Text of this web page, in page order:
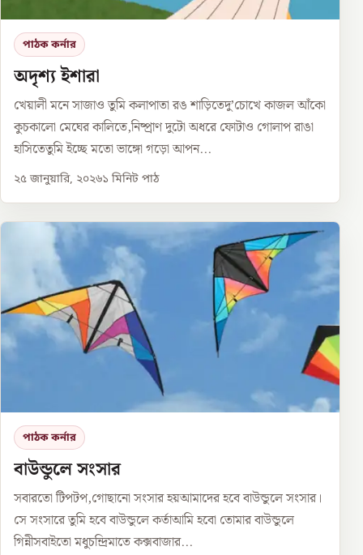
পাঠক কর্নার
অদৃশ্য ইশারা
খেয়ালী মনে সাজাও তুমি কলাপাতা রঙ শাড়িতেদু’চোখে কাজল আঁকো
কুচকালো মেঘের কালিতে,নিষ্প্রাণ দুটো অধরে ফোটাও গোলাপ রাঙা
হাসিতেতুমি ইচ্ছে মতো ভাঙ্গো গড়ো আপন...
২৫ জানুয়ারি, ২০২৬১ মিনিট পাঠ
পাঠক কর্নার
বাউন্ডুলে সংসার
সবারতো টিপটপ,গোছানো সংসার হয়আমাদের হবে বাউন্ডুলে সংসার।
সে সংসারে তুমি হবে বাউন্ডুলে কর্তাআমি হবো তোমার বাউন্ডুলে
গিন্নীসবাইতো মধুচন্দ্রিমাতে কক্সবাজার...